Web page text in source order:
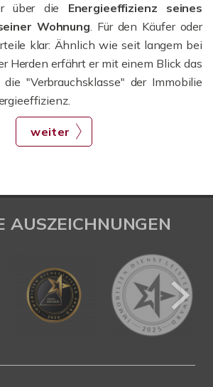
über die Energieeffizienz seines
Wohnung. Für den Käufer oder
klar: Ähnlich wie seit langem bei
Herden erfährt er mit einem Blick das
"Verbrauchsklasse" der Immobilie
weiter
AUSZEICHNUNGEN